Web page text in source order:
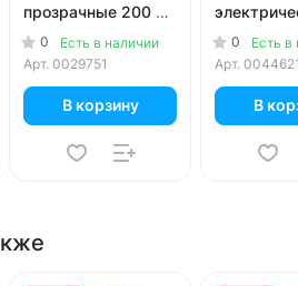
прозрачные 200 мл
100 шт. в уп.
0
Есть в наличии
Арт. 0029751
В корзину
USB-
коробке)
0
Есть в
Арт.
В